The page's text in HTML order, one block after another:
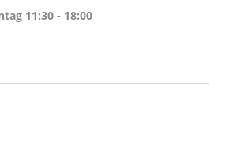
11:30 - 18:00